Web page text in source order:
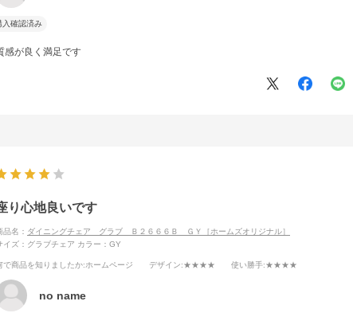
入確認済み
感が良く満足です
り心地良いです
品名： ダイニングチェア グラブ Ｂ２６６６Ｂ ＧＹ［ホームズオリジナル］
イズ：グラブチェア カラー：GY
で商品を知りましたか:ホームページ デザイン:★★★★ 使い勝手:★★★★
no name